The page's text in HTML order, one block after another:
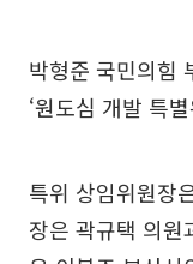
박형준 국민의힘
‘원도심 개발 특
특위 상임위원장
장은 곽규택 의원